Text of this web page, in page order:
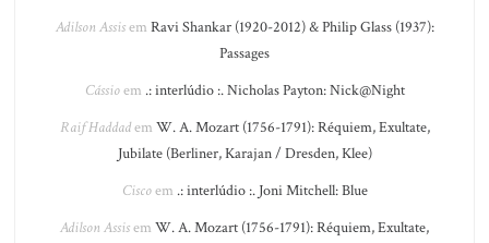
Adilson Assisem Ravi Shankar (1920-2012) & Philip Glass (1937):
Passages
Cássioem .: interlúdio :. Nicholas Payton: Nick@Night
Raif Haddadem W. A. Mozart (1756-1791): Réquiem, Exultate,
Jubilate (Berliner, Karajan / Dresden, Klee)
Ciscoem .: interlúdio :. Joni Mitchell: Blue
Adilson Assisem W. A. Mozart (1756-1791): Réquiem, Exultate,